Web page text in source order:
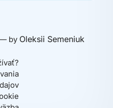
by Oleksii Semeniuk